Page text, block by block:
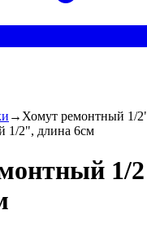
→ Хомут ремонтный 1/
1/